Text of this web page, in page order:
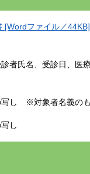
[Wordファイル／44KB]
氏名、受診日、医
写し ※対象者名義の
し